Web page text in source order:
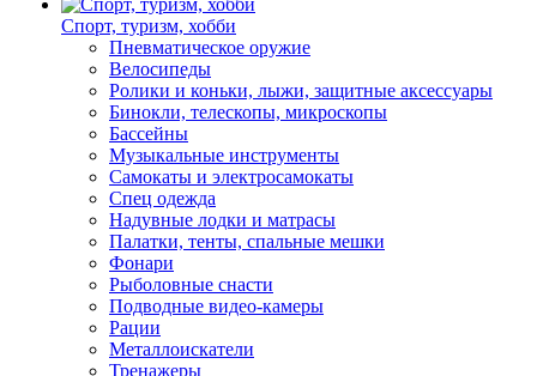
Спорт, туризм, хобби
Пневматическое оружие
Велосипеды
Ролики и коньки, лыжи, защитные аксессуары
Бинокли, телескопы, микроскопы
Бассейны
Музыкальные инструменты
Самокаты и электросамокаты
Спец одежда
Надувные лодки и матрасы
Палатки, тенты, спальные мешки
Фонари
Рыболовные снасти
Подводные видео-камеры
Рации
Металлоискатели
Тренажеры